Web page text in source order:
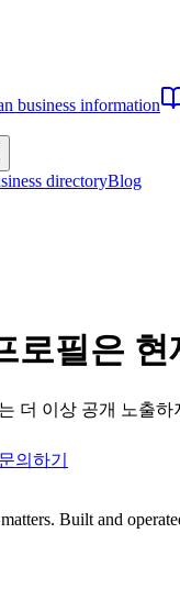
business information
directoryBlog
로필은
더 이상 공개 노출
의하기
Built and